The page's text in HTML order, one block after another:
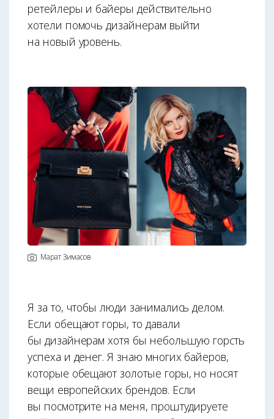
ретейлеры и байеры действительно
хотели помочь дизайнерам вый­ти
на новый уровень.
Марат Зимасов
Я за то, чтобы люди занимались делом.
Если обещают горы, то давали
бы дизайнерам хотя бы небольшую горсть
успеха и денег. Я знаю многих байеров,
которые обещают золотые горы, но носят
вещи европейских брендов. Если
вы посмотрите на меня, проштудируете